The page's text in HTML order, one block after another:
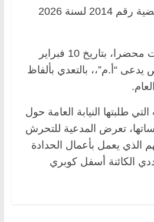
جاء ذلك على ذمة القضية رقم 2014 لسنة 2026
وكانت مريم قد حررت محضرا، بتاريخ 10 فبراير
يدعى “أ.م”،، بالتعدي بألفاظ
طلبتها النيابة العامة حول
تعرض المدعية للتحرش
الذي يعمل بأعمال الحدادة
الكائنة أسفل كوبري